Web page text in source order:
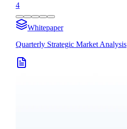
4
Whitepaper
Quarterly Strategic Market Analysis